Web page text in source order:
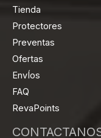
Tienda
Protectores
Preventas
Ofertas
EnvÍos
FAQ
RevaPoints